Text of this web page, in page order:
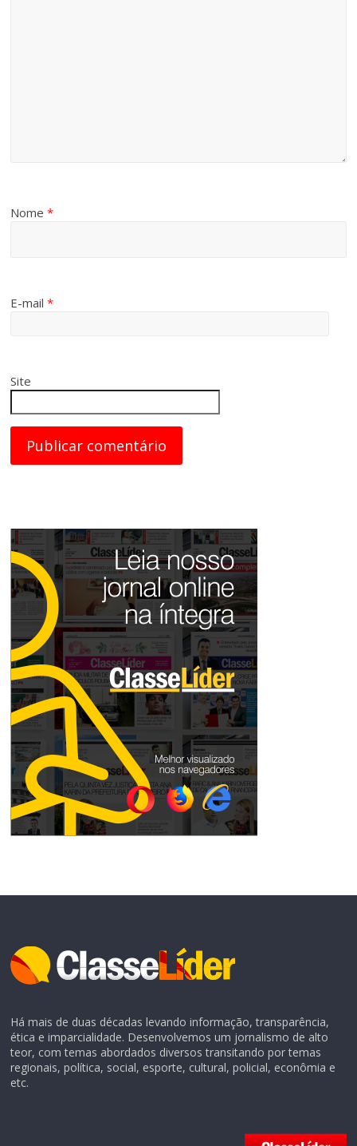
Nome*
E-mail*
Site
Há mais de duas décadas levando informação, transparência,
ética e imparcialidade. Desenvolvemos um jornalismo de alto
teor, com temas abordados diversos transitando por temas
regionais, política, social, esporte, cultural, policial, econômia e
etc.